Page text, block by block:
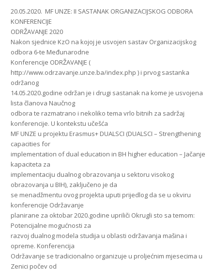
20.05.2020. MF UNZE: II SASTANAK ORGANIZACIJSKOG ODBORA
KONFERENCIJE
ODRŽAVANJE 2020
Nakon sjednice KzO na kojoj je usvojen sastav Organizacijskog
odbora 6-te Međunarodne
Konferencije ODRŽAVANJE (
http://www.odrzavanje.unze.ba/index.php ) i prvog sastanka
održanog
14.05.2020.godine održan je i drugi sastanak na kome je usvojena
lista članova Naučnog
odbora te razmatrano i nekoliko tema vrlo bitnih za sadržaj
konferencije. U kontekstu učešća
MF UNZE u projektu Erasmus+ DUALSCI (DUALSCI – Strengthening
capacities for
implementation of dual education in BH higher education – Jačanje
kapaciteta za
implementaciju dualnog obrazovanja u sektoru visokog
obrazovanja u BIH), zaključeno je da
se menadžmentu ovog projekta uputi prijedlog da se u okviru
konferencije Održavanje
planirane za oktobar 2020.godine upriliči Okrugli sto sa temom:
Potencijalne mogućnosti za
razvoj dualnog modela studija u oblasti održavanja mašina i
opreme. Konferencija
Održavanje se tradicionalno organizuje u proljećnim mjesecima u
Zenici počev od